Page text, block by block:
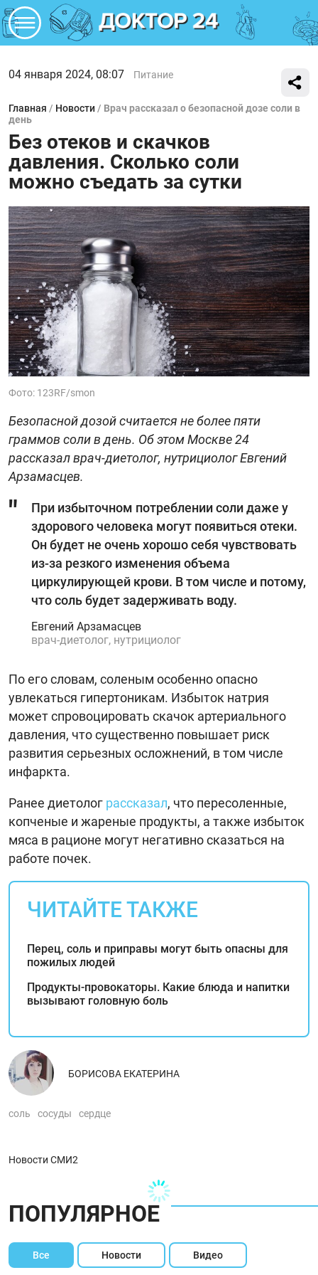
04 января 2024, 08:07 Питание
Главная / Новости / Врач рассказал о безопасной дозе соли в
день
Без отеков и скачков
давления. Сколько соли
можно съедать за сутки
Фото: 123RF/smon
Безопасной дозой считается не более пяти
граммов соли в день. Об этом Москве 24
рассказал врач-диетолог, нутрициолог Евгений
Арзамасцев.
При избыточном потреблении соли даже у
здорового человека могут появиться отеки.
Он будет не очень хорошо себя чувствовать
из-за резкого изменения объема
циркулирующей крови. В том числе и потому,
что соль будет задерживать воду.
Евгений Арзамасцев
врач-диетолог, нутрициолог
По его словам, соленым особенно опасно
увлекаться гипертоникам. Избыток натрия
может спровоцировать скачок артериального
давления, что существенно повышает риск
развития серьезных осложнений, в том числе
инфаркта.
Ранее диетолог рассказал, что пересоленные,
копченые и жареные продукты, а также избыток
мяса в рационе могут негативно сказаться на
работе почек.
ЧИТАЙТЕ ТАКЖЕ
Перец, соль и приправы могут быть опасны для
пожилых людей
Продукты-провокаторы. Какие блюда и напитки
вызывают головную боль
БОРИСОВА ЕКАТЕРИНА
соль сосуды сердце
Новости СМИ2
ПОПУЛЯРНОЕ
Все Новости Видео